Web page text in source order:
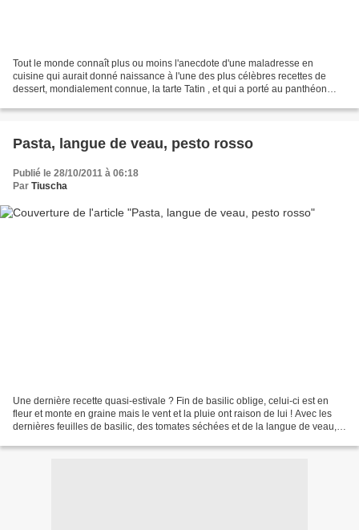
Tout le monde connaît plus ou moins l'anecdote d'une maladresse en
cuisine qui aurait donné naissance à l'une des plus célèbres recettes de
dessert, mondialement connue, la tarte Tatin , et qui a porté au panthéon
Pasta, langue de veau, pesto rosso
Publié le 28/10/2011 à 06:18
Par Tiuscha
Une dernière recette quasi-estivale ? Fin de basilic oblige, celui-ci est en
fleur et monte en graine mais le vent et la pluie ont raison de lui ! Avec les
dernières feuilles de basilic, des tomates séchées et de la langue de veau,